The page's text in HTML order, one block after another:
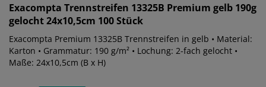
Exacompta Trennstreifen 13325B Premium gelb 190g
gelocht 24x10,5cm 100 Stück
Exacompta Premium 13325B Trennstreifen in gelb • Material:
Karton • Grammatur: 190 g/m² • Lochung: 2-fach gelocht •
Maße: 24x10,5cm (B x H)